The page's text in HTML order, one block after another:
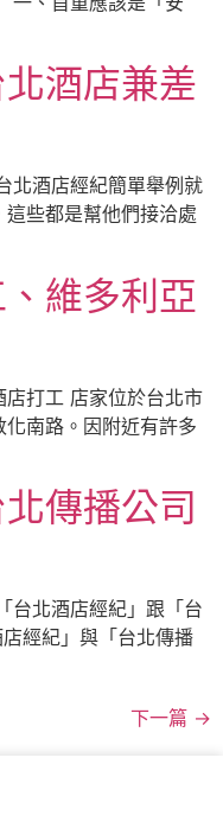
酒店兼差
北酒店經紀簡單舉例就
些都是幫他們接洽處
維多利亞
打工 店家位於台北市
南路。因附近有許多
傳播公司
台北酒店經紀」跟「台
經紀」與「台北傳播
下一篇 →